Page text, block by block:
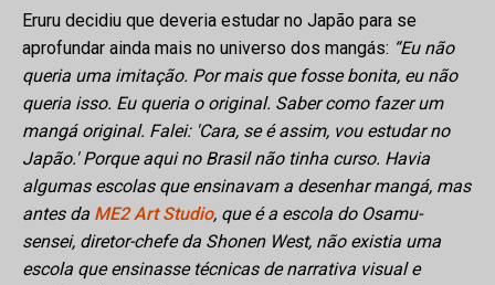
Eruru decidiu que deveria estudar no Japão para se
aprofundar ainda mais no universo dos mangás: “Eu não
queria uma imitação. Por mais que fosse bonita, eu não
queria isso. Eu queria o original. Saber como fazer um
mangá original. Falei: 'Cara, se é assim, vou estudar no
Japão.' Porque aqui no Brasil não tinha curso. Havia
algumas escolas que ensinavam a desenhar mangá, mas
antes da ME2 Art Studio, que é a escola do Osamu-
sensei, diretor-chefe da Shonen West, não existia uma
escola que ensinasse técnicas de narrativa visual e